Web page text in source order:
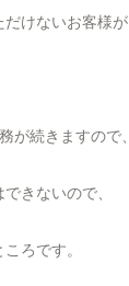
だけないお客様が
が続きますので、
きないので、
ろです。